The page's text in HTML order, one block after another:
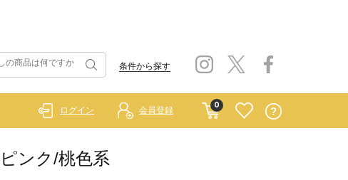
条件から探す
0
ログイン 会員登録
ンク/桃色系